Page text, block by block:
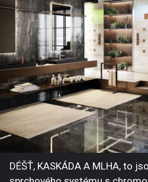
DÉŠŤ, KASKÁDA A MLHA, to